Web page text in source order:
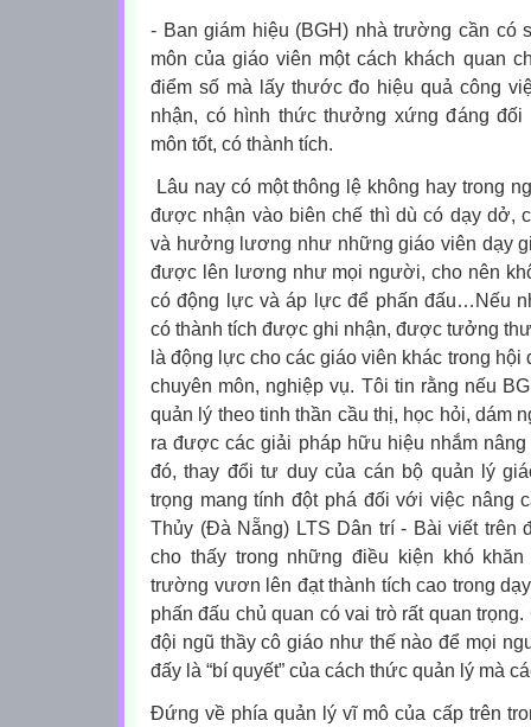
- Ban giám hiệu (BGH) nhà trường cần có
môn của giáo viên một cách khách quan
điểm số mà lấy thước đo hiệu quả công
nhận, có hình thức thưởng xứng đáng
môn tốt, có thành tích.
Lâu nay có một thông lệ không hay trong
được nhận vào biên chế thì dù có dạy dở,
và hưởng lương như những giáo viên dạy
được lên lương như mọi người, cho nên
có động lực và áp lực để phấn đấu…Nếu
có thành tích được ghi nhận, được tưởng
là động lực cho các giáo viên khác trong hội
chuyên môn, nghiệp vụ. Tôi tin rằng nếu
quản lý theo tinh thần cầu thị, học hỏi, dám
ra được các giải pháp hữu hiệu nhắm
đó, thay đổi tư duy của cán bộ quản lý
trọng mang tính đột phá đối với việc nâng
Thủy (Đà Nẵng) LTS Dân trí- Bài viết trên
cho thấy trong những điều kiện khó
trường vươn lên đạt thành tích cao trong
phấn đấu chủ quan có vai trò rất quan
đội ngũ thầy cô giáo như thế nào để mọi
đấy là “bí quyết” của cách thức quản lý mà
Đứng về phía quản lý vĩ mô của cấp trên